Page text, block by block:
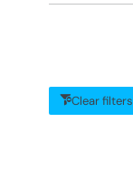
Clear filters